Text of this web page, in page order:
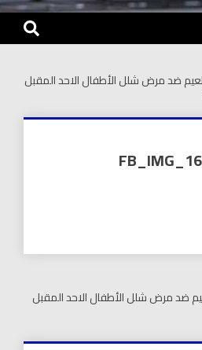
ضد مرض شلل الأطفال الاحد المقبل
ضد مرض شلل الأطفال الاحد المقبل